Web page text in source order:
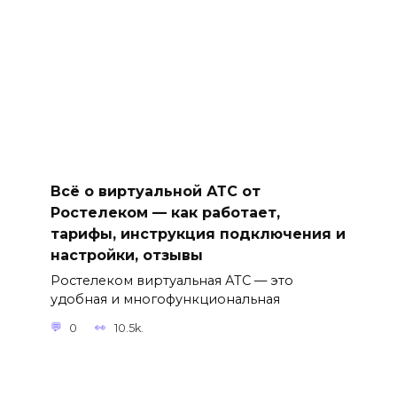
Всё о виртуальной АТС от
Ростелеком — как работает,
тарифы, инструкция подключения и
настройки, отзывы
Ростелеком виртуальная АТС — это
удобная и многофункциональная
0 10.5k.